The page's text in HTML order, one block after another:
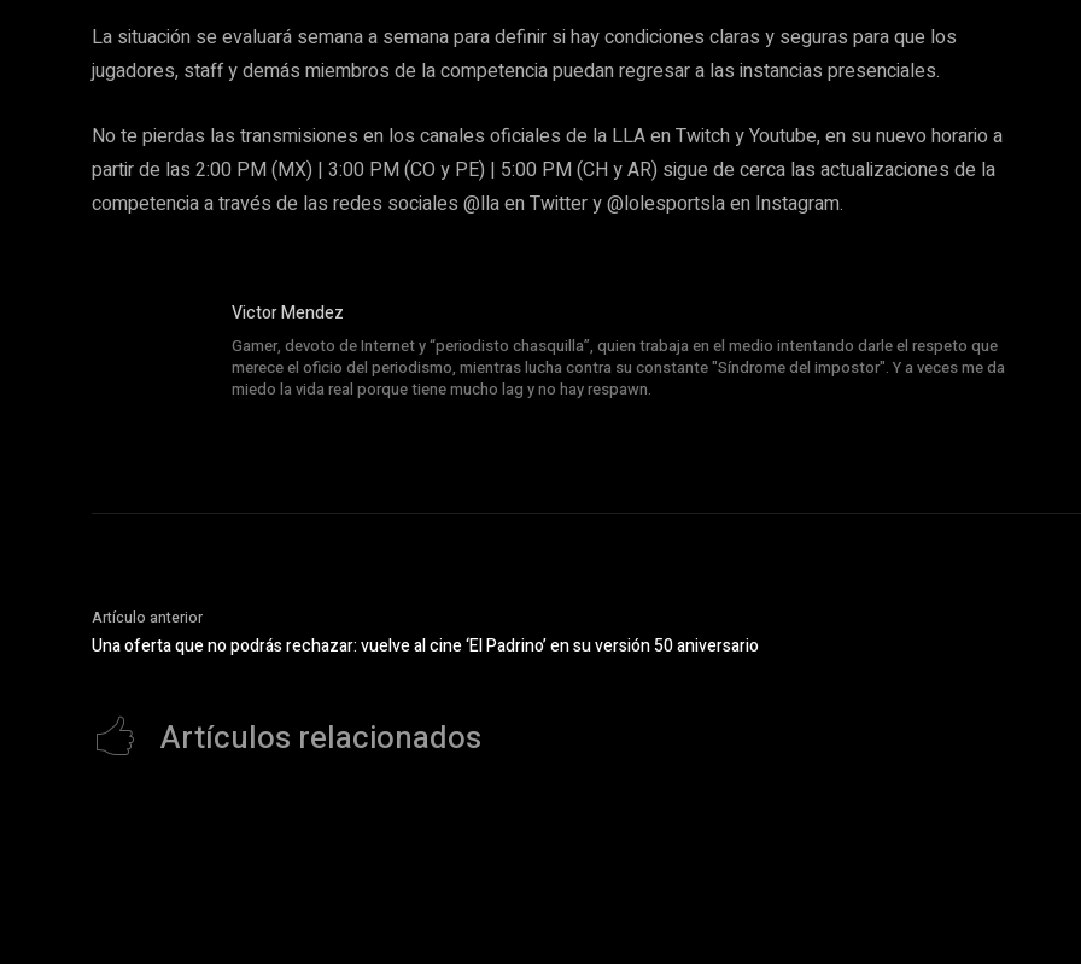
La situación se evaluará semana a semana para definir si hay condiciones claras y seguras para que los
jugadores, staff y demás miembros de la competencia puedan regresar a las instancias presenciales.
No te pierdas las transmisiones en los canales oficiales de la LLA en Twitch y Youtube, en su nuevo horario a
partir de las 2:00 PM (MX) | 3:00 PM (CO y PE) | 5:00 PM (CH y AR) sigue de cerca las actualizaciones de la
competencia a través de las redes sociales @lla en Twitter y @lolesportsla en Instagram.
Victor Mendez
Gamer, devoto de Internet y “periodisto chasquilla”, quien trabaja en el medio intentando darle el respeto que
merece el oficio del periodismo, mientras lucha contra su constante "Síndrome del impostor". Y a veces me da
miedo la vida real porque tiene mucho lag y no hay respawn.
Artículo anterior
Una oferta que no podrás rechazar: vuelve al cine ‘El Padrino’ en su versión 50 aniversario
Artículos relacionados